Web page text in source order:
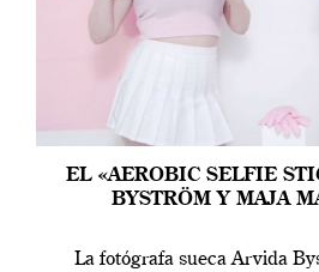
EL «AEROBIC SELFIE
BYSTRÖM Y MAJA
La fotógrafa sueca Arvida